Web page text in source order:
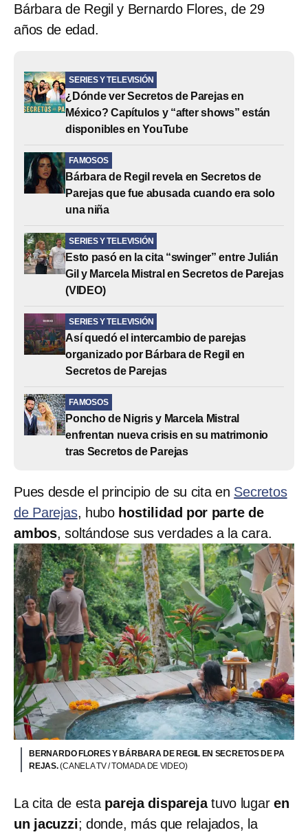
Bárbara de Regil y Bernardo Flores, de 29
años de edad.
SERIES Y TELEVISIÓN
¿Dónde ver Secretos de Parejas en
México? Capítulos y “after shows” están
disponibles en YouTube
FAMOSOS
Bárbara de Regil revela en Secretos de
Parejas que fue abusada cuando era solo
una niña
SERIES Y TELEVISIÓN
Esto pasó en la cita “swinger” entre Julián
Gil y Marcela Mistral en Secretos de Parejas
(VIDEO)
SERIES Y TELEVISIÓN
Así quedó el intercambio de parejas
organizado por Bárbara de Regil en
Secretos de Parejas
FAMOSOS
Poncho de Nigris y Marcela Mistral
enfrentan nueva crisis en su matrimonio
tras Secretos de Parejas
Pues desde el principio de su cita en Secretos
de Parejas, hubo hostilidad por parte de
ambos, soltándose sus verdades a la cara.
BERNARDO FLORES Y BÁRBARA DE REGIL EN SECRETOS DE PA
REJAS.(CANELA TV / TOMADA DE VIDEO)
La cita de esta pareja disparejatuvo lugaren
un jacuzzi; donde, más que relajados, la